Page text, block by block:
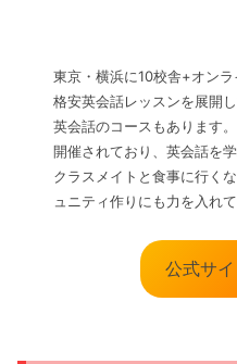
東京・横浜に10校舎+オン
格安英会話レッスンを展開
英会話のコースもあります
開催されており、英会話を
クラスメイトと食事に行く
ュニティ作りにも力を入れ
公式サ